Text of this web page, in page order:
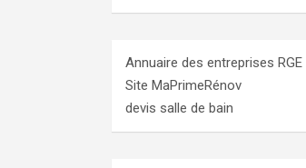
Annuaire des entreprises RGE
Site MaPrimeRénov
devis salle de bain